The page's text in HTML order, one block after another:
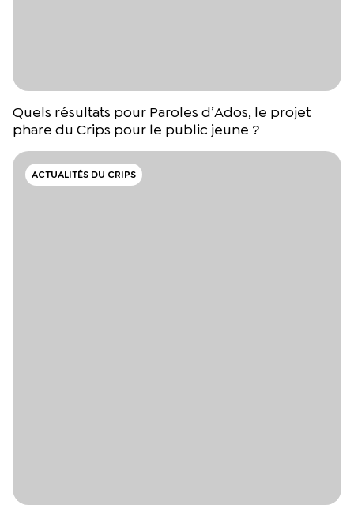
Quels résultats pour Paroles d’Ados, le projet
phare du Crips pour le public jeune ?
ACTUALITÉS DU CRIPS